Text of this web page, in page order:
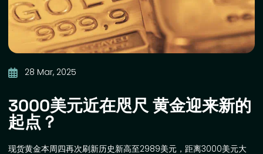
28 Mar, 2025
3000美元近在咫尺 黄金迎来新的
起点？
现货黄金本周四再次刷新历史新高至2989美元，距离3000美元大